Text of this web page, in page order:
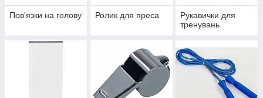
Пов'язки на голову Ролик для преса
Рукавички для
тренувань